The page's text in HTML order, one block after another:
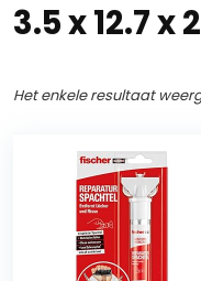
‎3.5 x 12.7
Het enkele resultaat